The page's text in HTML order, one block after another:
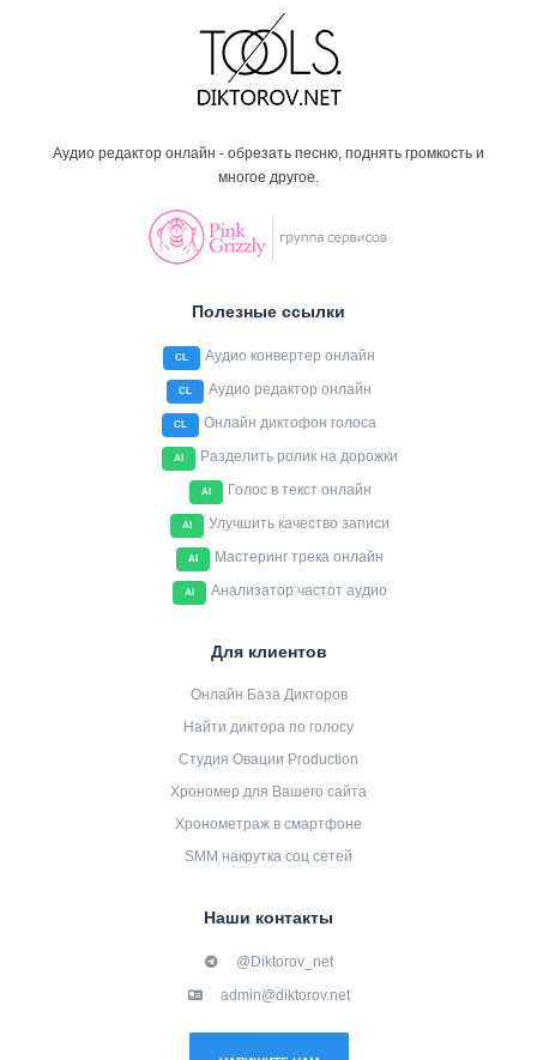
Аудио редактор онлайн - обрезать песню, поднять громкость и
многое другое.
Полезные ссылки
CL Аудио конвертер онлайн
CL Аудио редактор онлайн
CL Онлайн диктофон голоса
AI Разделить ролик на дорожки
AI Голос в текст онлайн
AI Улучшить качество записи
AI Мастеринг трека онлайн
AI Анализатор частот аудио
Для клиентов
Онлайн База Дикторов
Найти диктора по голосу
Студия Овации Production
Хрономер для Вашего сайта
Хронометраж в смартфоне
SMM накрутка соц сетей
Наши контакты
@Diktorov_net
admin@diktorov.net